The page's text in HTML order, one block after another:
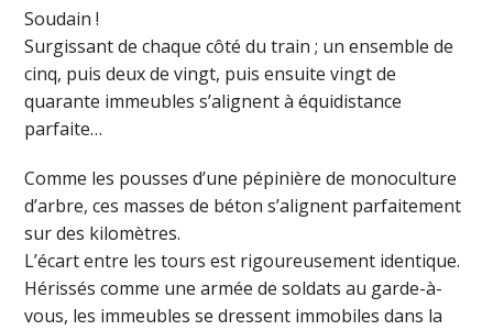
Soudain !
Surgissant de chaque côté du train ; un ensemble de
cinq, puis deux de vingt, puis ensuite vingt de
quarante immeubles s’alignent à équidistance
parfaite…
Comme les pousses d’une pépinière de monoculture
d’arbre, ces masses de béton s’alignent parfaitement
sur des kilomètres.
L’écart entre les tours est rigoureusement identique.
Hérissés comme une armée de soldats au garde-à-
vous, les immeubles se dressent immobiles dans la